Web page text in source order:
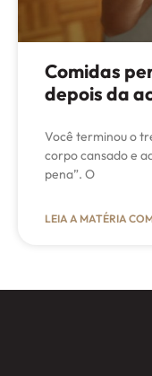
Comidas
depois da
Você terminou o
corpo cansado e
pena”. O
LEIA A MATÉRIA